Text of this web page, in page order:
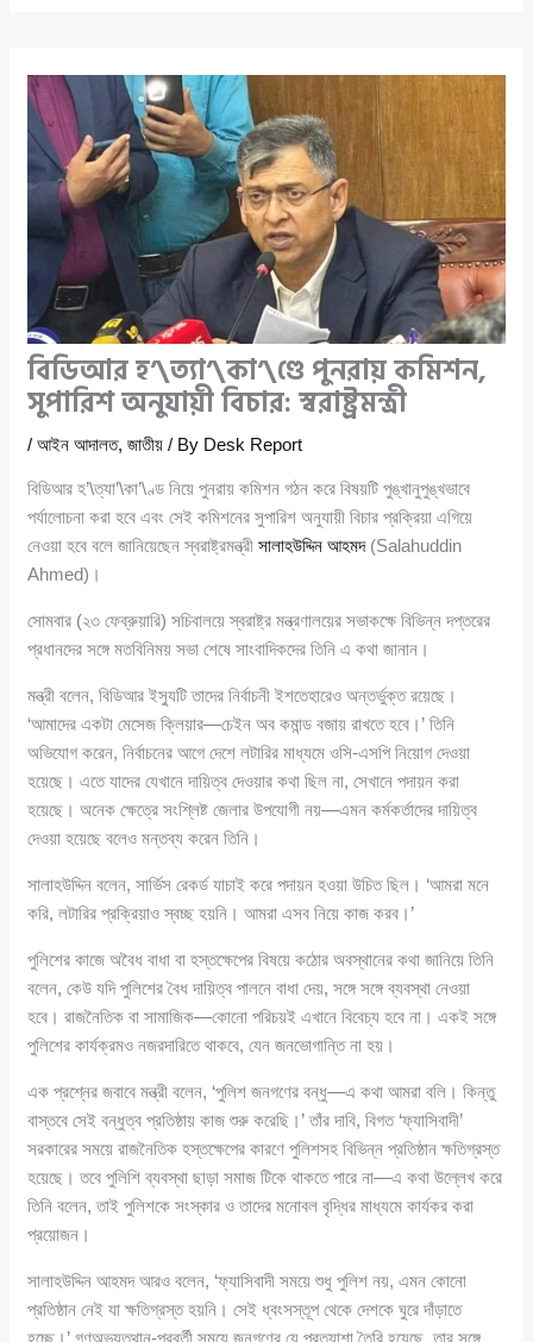
বিডিআর হ’\ত্যা’\কা’\ণ্ডে পুনরায় কমিশন,
সুপারিশ অনুযায়ী বিচার: স্বরাষ্ট্রমন্ত্রী
/আইন আদালত,জাতীয় / By Desk Report
বিডিআর হ’\ত্যা’\কা’\ণ্ড নিয়ে পুনরায় কমিশন গঠন করে বিষয়টি পুঙ্খানুপুঙ্খভাবে
পর্যালোচনা করা হবে এবং সেই কমিশনের সুপারিশ অনুযায়ী বিচার প্রক্রিয়া এগিয়ে
নেওয়া হবে বলে জানিয়েছেন স্বরাষ্ট্রমন্ত্রীসালাহউদ্দিন আহমদ(Salahuddin
Ahmed)।
সোমবার (২৩ ফেব্রুয়ারি) সচিবালয়ে স্বরাষ্ট্র মন্ত্রণালয়ের সভাকক্ষে বিভিন্ন দপ্তরের
প্রধানদের সঙ্গে মতবিনিময় সভা শেষে সাংবাদিকদের তিনি এ কথা জানান।
মন্ত্রী বলেন, বিডিআর ইস্যুটি তাদের নির্বাচনী ইশতেহারেও অন্তর্ভুক্ত রয়েছে।
‘আমাদের একটা মেসেজ ক্লিয়ার—চেইন অব কমান্ড বজায় রাখতে হবে।’ তিনি
অভিযোগ করেন, নির্বাচনের আগে দেশে লটারির মাধ্যমে ওসি-এসপি নিয়োগ দেওয়া
হয়েছে। এতে যাদের যেখানে দায়িত্ব দেওয়ার কথা ছিল না, সেখানে পদায়ন করা
হয়েছে। অনেক ক্ষেত্রে সংশ্লিষ্ট জেলার উপযোগী নয়—এমন কর্মকর্তাদের দায়িত্ব
দেওয়া হয়েছে বলেও মন্তব্য করেন তিনি।
সালাহউদ্দিন বলেন, সার্ভিস রেকর্ড যাচাই করে পদায়ন হওয়া উচিত ছিল। ‘আমরা মনে
করি, লটারির প্রক্রিয়াও স্বচ্ছ হয়নি। আমরা এসব নিয়ে কাজ করব।’
পুলিশের কাজে অবৈধ বাধা বা হস্তক্ষেপের বিষয়ে কঠোর অবস্থানের কথা জানিয়ে তিনি
বলেন, কেউ যদি পুলিশের বৈধ দায়িত্ব পালনে বাধা দেয়, সঙ্গে সঙ্গে ব্যবস্থা নেওয়া
হবে। রাজনৈতিক বা সামাজিক—কোনো পরিচয়ই এখানে বিবেচ্য হবে না। একই সঙ্গে
পুলিশের কার্যক্রমও নজরদারিতে থাকবে, যেন জনভোগান্তি না হয়।
এক প্রশ্নের জবাবে মন্ত্রী বলেন, ‘পুলিশ জনগণের বন্ধু—এ কথা আমরা বলি। কিন্তু
বাস্তবে সেই বন্ধুত্ব প্রতিষ্ঠায় কাজ শুরু করেছি।’ তাঁর দাবি, বিগত ‘ফ্যাসিবাদী’
সরকারের সময়ে রাজনৈতিক হস্তক্ষেপের কারণে পুলিশসহ বিভিন্ন প্রতিষ্ঠান ক্ষতিগ্রস্ত
হয়েছে। তবে পুলিশি ব্যবস্থা ছাড়া সমাজ টিকে থাকতে পারে না—এ কথা উল্লেখ করে
তিনি বলেন, তাই পুলিশকে সংস্কার ও তাদের মনোবল বৃদ্ধির মাধ্যমে কার্যকর করা
প্রয়োজন।
সালাহউদ্দিন আহমদ আরও বলেন, ‘ফ্যাসিবাদী সময়ে শুধু পুলিশ নয়, এমন কোনো
প্রতিষ্ঠান নেই যা ক্ষতিগ্রস্ত হয়নি। সেই ধ্বংসস্তূপ থেকে দেশকে ঘুরে দাঁড়াতে
হচ্ছে।’ গণঅভ্যুত্থান-পরবর্তী সময়ে জনগণের যে প্রত্যাশা তৈরি হয়েছে, তার সঙ্গে